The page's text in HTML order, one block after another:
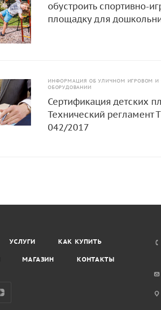
обустроить спортивно-
площадку для
ИНФОРМАЦИЯ ОБ УЛИЧНОМ ИГРОВОМ И
ОБОРУДОВАНИИ
Сертификация детских
Технический регламент
042/2017
УСЛУГИ КАК КУПИТЬ
МАГАЗИН КОНТАКТЫ